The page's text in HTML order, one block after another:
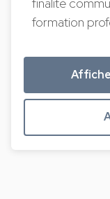
formation